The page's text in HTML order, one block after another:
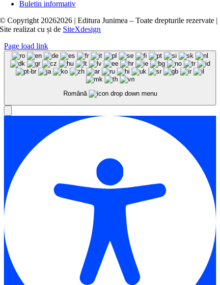
Buletin informativ
© Copyright 20262026 | Editura Junimea – Toate drepturile rezervate |
Site realizat cușide SiteXdesign
Page load link
Română